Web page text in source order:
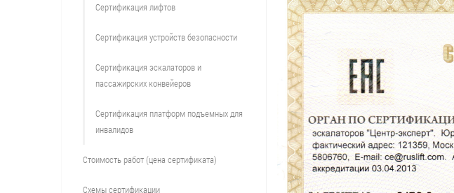
Сертификация лифтов
Сертификация устройств безопасности
Сертификация эскалаторов и
пассажирских конвейеров
Сертификация платформ подъемных для
инвалидов
Стоимость работ (цена сертификата)
Схемы сертификации